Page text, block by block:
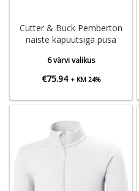
Cutter & Buck Pemberton
naiste kapuutsiga pusa
6 värvi valikus
€75.94 + KM 24%